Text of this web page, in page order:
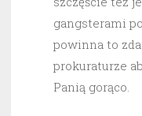
gangsterami
powinna to
prokuraturze
Panią gorąco.